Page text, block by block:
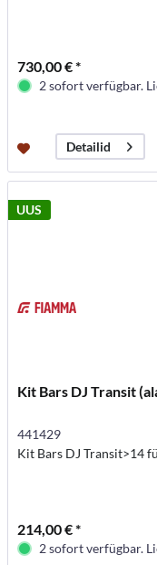
730,00 € *
2 sofort verfügbar.
Detailid
UUS
Kit Bars DJ Transit
441429
Kit Bars DJ Transit>14
214,00 € *
2 sofort verfügbar.